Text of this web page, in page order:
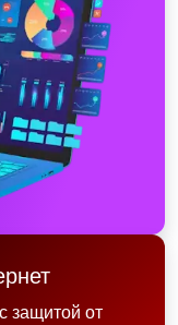
защитой от